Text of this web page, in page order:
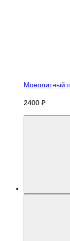
Монолитный
2400 ₽